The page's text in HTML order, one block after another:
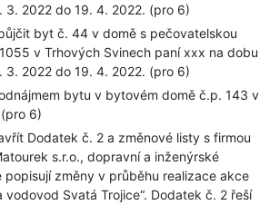
3. 2022 do 19. 4. 2022. (pro 6)
byt č. 44 v domě s pečovatelskou
v Trhových Svinech paní xxx na dobu
3. 2022 do 19. 4. 2022. (pro 6)
bytu v bytovém domě č.p. 143 v
6)
Dodatek č. 2 a změnové listy s firmou
s.r.o., dopravní a inženýrské
popisují změny v průběhu realizace akce
vodovod Svatá Trojice“. Dodatek č. 2 řeší